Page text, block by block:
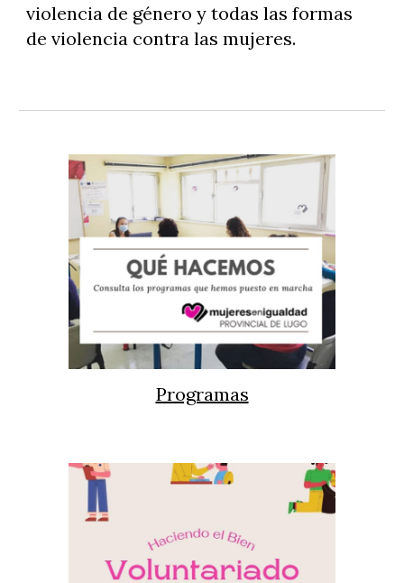
violencia de género y todas las formas
de violencia contra las mujeres.
Programas